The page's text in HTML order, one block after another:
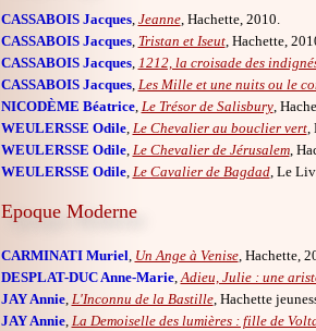
CASSABOIS Jacques, Jeanne, Hachette, 2010.
CASSABOIS Jacques, Tristan et Iseut, Hachette,
CASSABOIS Jacques, 1212, la croisade des
CASSABOIS Jacques, Les Mille et une nuits ou le
NICODÈME Béatrice, Le Trésor de Salisbury,
WEULERSSE Odile, Le Chevalier au bouclier vert,
WEULERSSE Odile, Le Chevalier de Jérusalem,
WEULERSSE Odile, Le Cavalier de Bagdad, Le
Epoque Moderne
CARMINATI Muriel, Un Ange à Venise, Hachette,
DESPLAT-DUC Anne-Marie,Adieu, Julie : une
JAY Annie, L'Inconnu de la Bastille, Hachette
JAY Annie, La Demoiselle des lumières : fille de